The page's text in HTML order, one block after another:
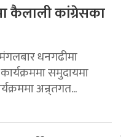
कैलाली कांग्रेसका
धनगढीमा
समुदायमा
अन्र्तगत...